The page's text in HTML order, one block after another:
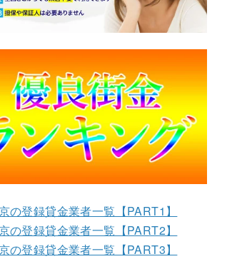
の登録貸金業者一覧【PART1】
の登録貸金業者一覧【PART2】
の登録貸金業者一覧【PART3】